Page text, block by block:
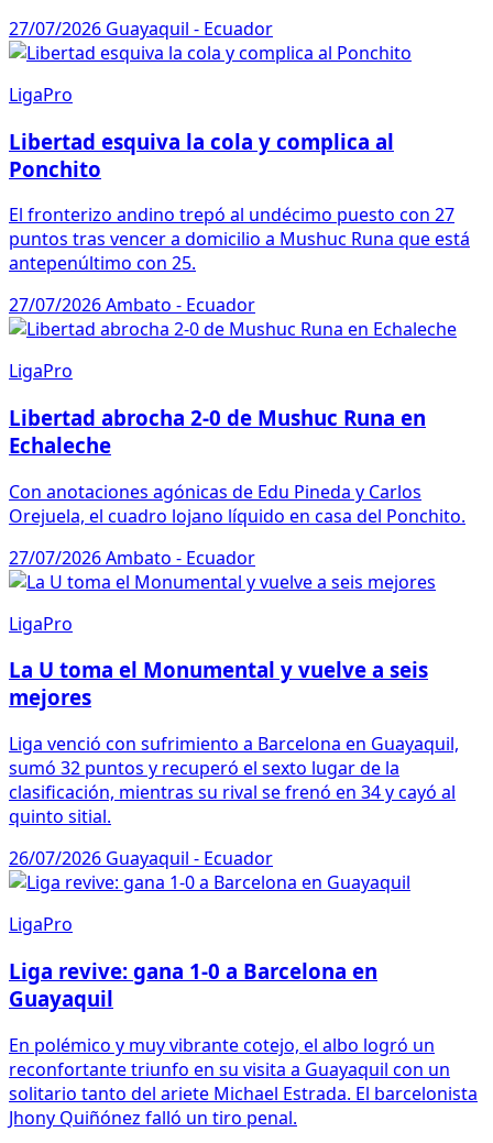
27/07/2026 Guayaquil - Ecuador
LigaPro
Libertad esquiva la cola y complica al
Ponchito
El fronterizo andino trepó al undécimo puesto con 27
puntos tras vencer a domicilio a Mushuc Runa que está
antepenúltimo con 25.
27/07/2026Ambato - Ecuador
LigaPro
Libertad abrocha 2-0 de Mushuc Runa en
Echaleche
Con anotaciones agónicas de Edu Pineda y Carlos
Orejuela, el cuadro lojano líquido en casa del Ponchito.
27/07/2026Ambato - Ecuador
LigaPro
La U toma el Monumental y vuelve a seis
mejores
Liga venció con sufrimiento a Barcelona en Guayaquil,
sumó 32 puntos y recuperó el sexto lugar de la
clasificación, mientras su rival se frenó en 34 y cayó al
quinto sitial.
26/07/2026 Guayaquil - Ecuador
LigaPro
Liga revive: gana 1-0 a Barcelona en
Guayaquil
En polémico y muy vibrante cotejo, el albo logró un
reconfortante triunfo en su visita a Guayaquil con un
solitario tanto del ariete Michael Estrada. El barcelonista
Jhony Quiñónez falló un tiro penal.